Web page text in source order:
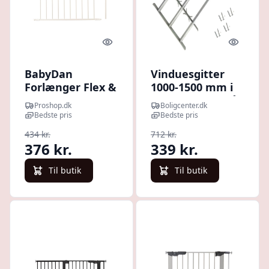
Quick look
BabyDan
Forlænger Flex &
OLAF
sikkerhedsgitter
Proshop.dk
Bedste pris
434 kr.
376 kr.
Til butik
Quick
Vinduesgitter
1000-1500 mm i
galvaniseret stål
- sølv
Boligcenter.dk
Bedste pris
712 kr.
339 kr.
Til butik